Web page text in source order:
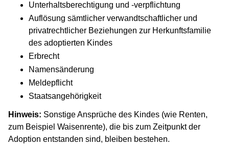
Unterhaltsberechtigung und -verpflichtung
Auflösung sämtlicher verwandtschaftlicher und
privatrechtlicher Beziehungen zur Herkunftsfamilie
des adoptierten Kindes
Erbrecht
Namensänderung
Meldepflicht
Staatsangehörigkeit
Hinweis: Sonstige Ansprüche des Kindes (wie Renten,
zum Beispiel Waisenrente), die bis zum Zeitpunkt der
Adoption entstanden sind, bleiben bestehen.